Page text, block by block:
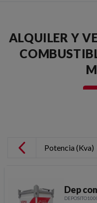
ALQUILER Y
Potencia (Kva)
Dep